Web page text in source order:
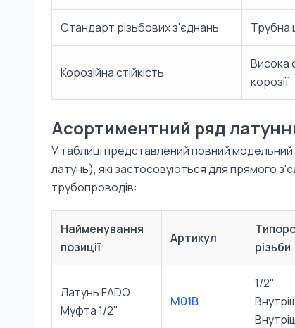
Стандарт різьбових з'єднань Трубна
Корозійна стійкість
Висока
корозії
Асортиментний ряд
У таблиці представлений повний
латунь), які застосовуються для прямого
трубопроводів:
Найменування
позиції
Артикул
різьби
Латунь FADO
Муфта 1/2"
M01B
1/2"